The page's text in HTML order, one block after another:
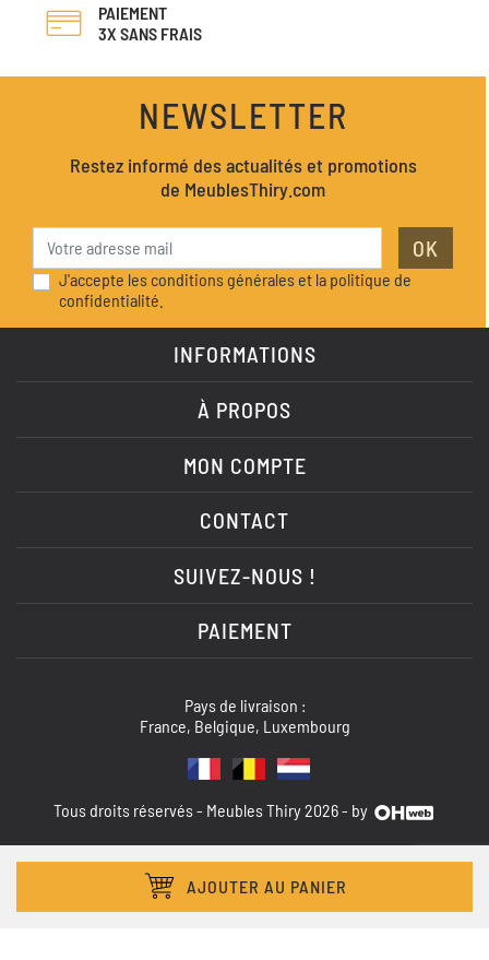
AJOUTER AU PANIER
PAIEMENT
3X SANS FRAIS
NEWSLETTER
Restez informé des actualités et promotions
de MeublesThiry.com
OK
J'accepte les conditions générales et la politique de
confidentialité.
INFORMATIONS
À PROPOS
MON COMPTE
CONTACT
SUIVEZ-NOUS !
PAIEMENT
Pays de livraison :
France, Belgique, Luxembourg
Tous droits réservés - Meubles Thiry 2026 - by